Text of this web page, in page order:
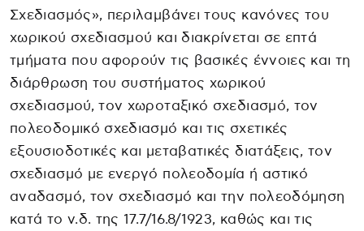
Σχεδιασμός», περιλαμβάνει τους κανόνες του
χωρικού σχεδιασμού και διακρίνεται σε επτά
τμήματα που αφορούν τις βασικές έννοιες και τη
διάρθρωση του συστήματος χωρικού
σχεδιασμού, τον χωροταξικό σχεδιασμό, τον
πολεοδομικό σχεδιασμό και τις σχετικές
εξουσιοδοτικές και μεταβατικές διατάξεις, τον
σχεδιασμό με ενεργό πολεοδομία ή αστικό
αναδασμό, τον σχεδιασμό και την πολεοδόμηση
κατά το ν.δ. της 17.7/16.8/1923, καθώς και τις